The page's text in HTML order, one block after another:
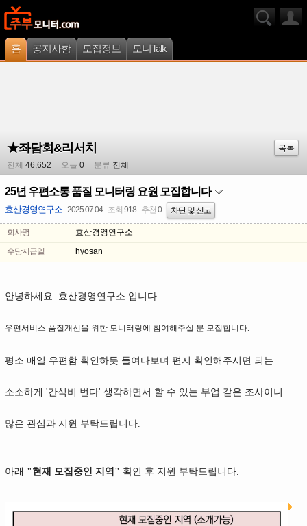
홈 공지사항 모집정보 모니Talk
★좌담회&리서치
목록
전체 46,652 오늘 0 분류 전체
25년 우편소통 품질 모니터링 요원 모집합니다
효산경영연구소 2025.07.04 조회 918 추천 0 차단 및 신고
회사명
효산경영연구소
수당지급일
hyosan
안녕하세요. 효산경영연구소 입니다.
우편서비스 품질개선을 위한 모니터링에 참여해주실 분 모집합니다.
평소 매일 우편함 확인하듯 들여다보며 편지 확인해주시면 되는
소소하게 '간식비 번다' 생각하면서 할 수 있는 부업 같은 조사이니
많은 관심과 지원 부탁드립니다.
아래 "현재 모집중인 지역" 확인 후 지원 부탁드립니다.